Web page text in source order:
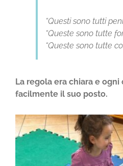
“Questi sono tutti
“Queste sono tutte
“Queste sono tutte
La regola era chiara e
facilmente il suo posto.